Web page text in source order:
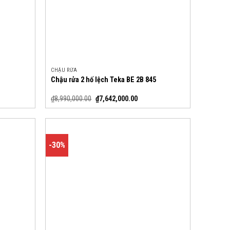
CHẬU RỬA
Chậu rửa 2 hố lệch Teka BE 2B 845
₫8,990,000.00 ₫7,642,000.00
-30%